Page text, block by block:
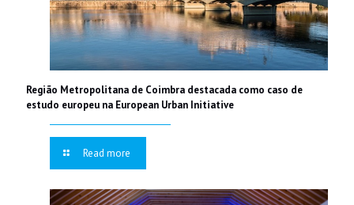
Região Metropolitana de Coimbra destacada como caso de
estudo europeu na European Urban Initiative
Read more